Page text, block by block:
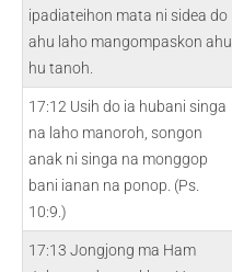
ipadiateihon mata ni sidea do
ahu laho mangompaskon ahu
hu tanoh.
17:12 Usih do ia hubani singa
na laho manoroh, songon
anak ni singa na monggop
bani ianan na ponop. (Ps.
10:9.)
17:13 Jongjong ma Ham